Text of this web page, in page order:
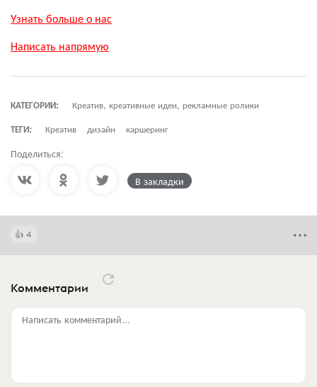
Узнать больше о нас
Написать напрямую
КАТЕГОРИИ:
Креатив, креативные идеи, рекламные ролики
ТЕГИ:
Креатив дизайн каршеринг
Поделиться:
В закладки
4
Комментарии
Написать комментарий...